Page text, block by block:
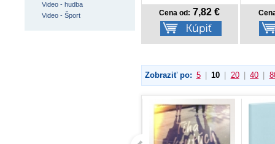
Cena od: 7,82 €
Zobraziť po: 5 10 20 40
Video - hudba
Video - Šport